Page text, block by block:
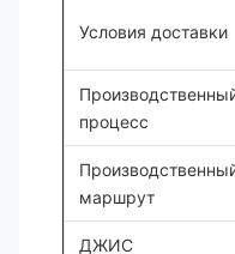
Условия доставки
процесс
маршрут
ДЖИС